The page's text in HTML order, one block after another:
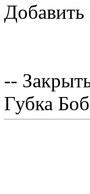
Добавить
--
Губка